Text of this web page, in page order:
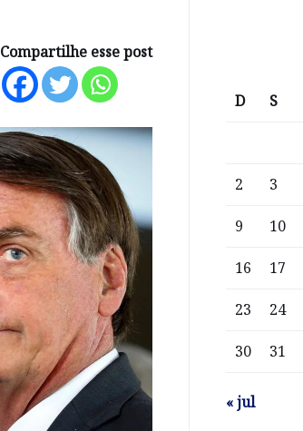
Compartilhe esse post
D
S
2 3
9 10
16 17
23 24
30 31
« jul